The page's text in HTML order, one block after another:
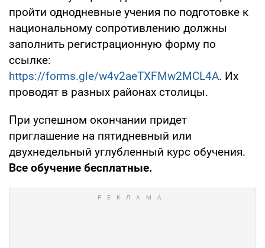
пройти однодневные учения по подготовке к
национальному сопротивлению должны
заполнить регистрационную форму по
ссылке:
https://forms.gle/w4v2aeTXFMw2MCL4A. Их
проводят в разных районах столицы.
При успешном окончании придет
приглашение на пятидневный или
двухнедельный углубленный курс обучения.
Все обучение бесплатные.